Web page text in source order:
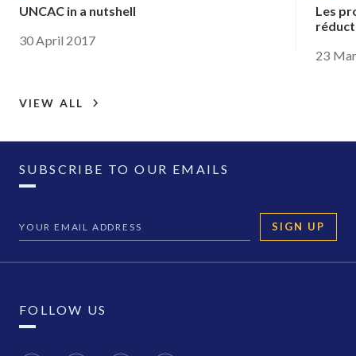
UNCAC in a nutshell
30 April 2017
Les
23
VIEW ALL
SUBSCRIBE TO OUR EMAILS
SIGN UP
FOLLOW US